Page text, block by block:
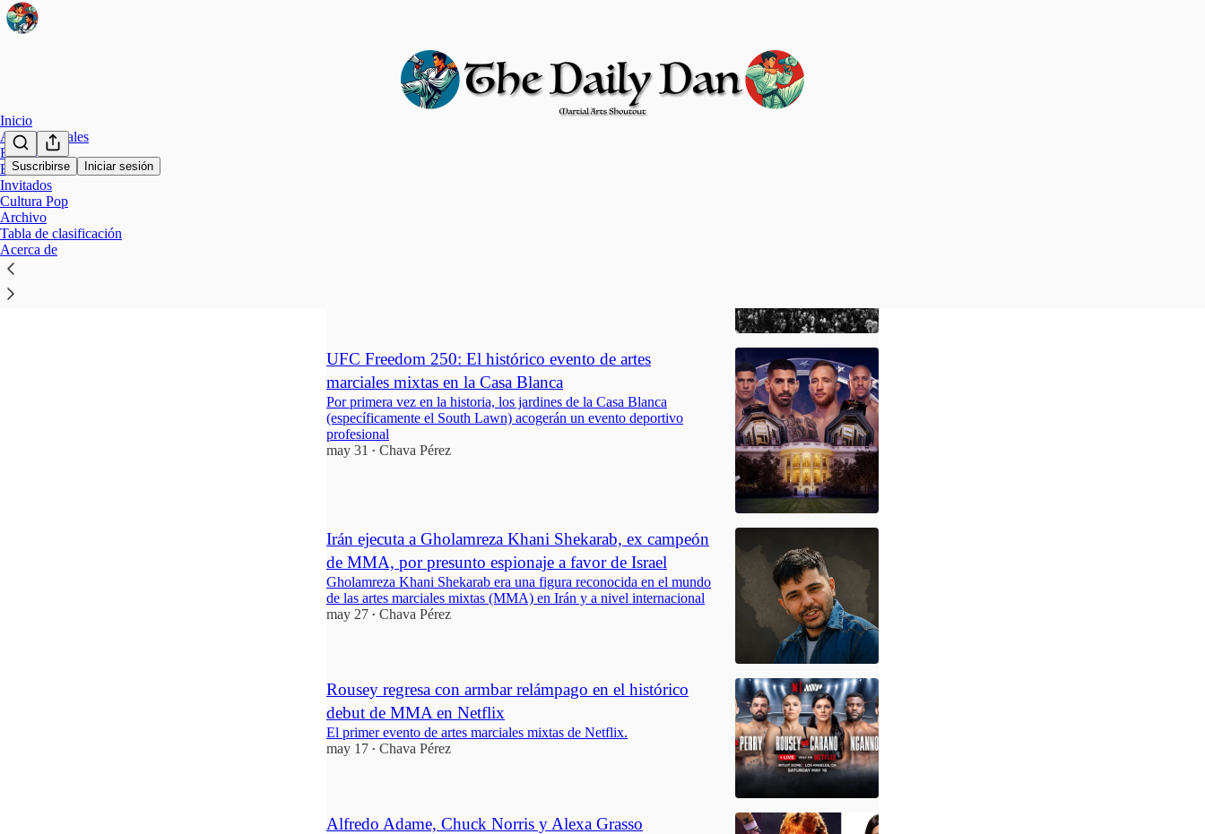
Suscribirse Iniciar sesión
Inicio
Artes Marciales
El mundo
Editoriales
Invitados
Cultura Pop
Archivo
Tabla de clasificación
Acerca de
UFC Freedom 250: El histórico evento de artes
marciales mixtas en la Casa Blanca
Por primera vez en la historia, los jardines de la Casa Blanca
(específicamente el South Lawn) acogerán un evento deportivo
profesional
may 31
• Chava Pérez
Irán ejecuta a Gholamreza Khani Shekarab, ex campeón
de MMA, por presunto espionaje a favor de Israel
Gholamreza Khani Shekarab era una figura reconocida en el mundo
de las artes marciales mixtas (MMA) en Irán y a nivel internacional
may 27 • Chava Pérez
Rousey regresa con armbar relámpago en el histórico
debut de MMA en Netflix
El primer evento de artes marciales mixtas de Netflix.
may 17 • Chava Pérez
Alfredo Adame, Chuck Norris y Alexa Grasso